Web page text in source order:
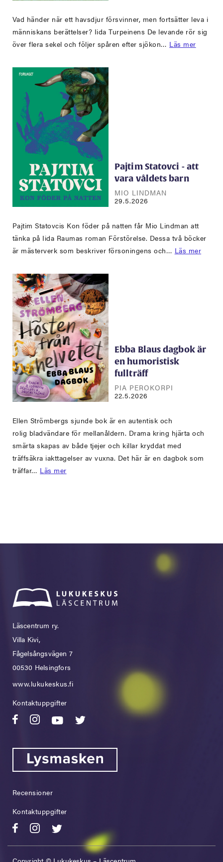
Vad händer när ett havsdjur försvinner, men fortsätter leva i
människans berättelser? Iida Turpeinens De levande rör sig
över flera sekel och följer spåren efter sjökon… Läs mer
Pajtim Statovci - att
vara våldets barn
MIO LINDMAN
29.5.2026
Pajtim Statovcis Kon föder på natten får Mio Lindman att
tänka på Iida Raumas roman Förstörelse. Dessa två böcker
är mästerverk som beskriver försoningens och… Läs mer
Ebba Blaus dagbok är
en humoristisk
fullträff
PIA PEROKORPI
22.5.2026
Ellen Strömbergs sjunde bok är en autentisk och
rolig bladvändare för mellanåldern. Drama kring hjärta och
smärta skapas av både tjejer och killar kryddat med
träffsäkra iakttagelser av vuxna. Det här är en dagbok som
träffar… Läs mer
Läscentrum ry.
Villa Kivi,
Fågelsångsvägen 7
00530 Helsingfors
www.lukukeskus.fi
Kontaktuppgifter
Recensioner
Kontaktuppgifter